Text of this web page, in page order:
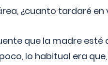
¿cuanto tardaré en
que la madre
lo habitual era